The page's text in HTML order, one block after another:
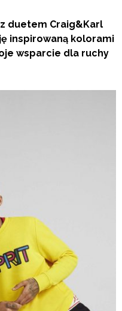
duetem Craig&Karl
inspirowaną kolorami
wsparcie dla ruchy